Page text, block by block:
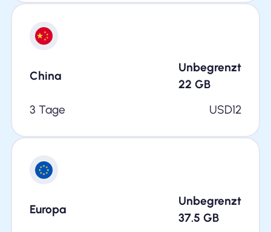
China
Unbegrenzt
22 GB
3 Tage
USD12
Europa
Unbegrenzt
37.5 GB